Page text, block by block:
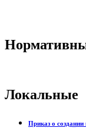
Локальные
Приказ о